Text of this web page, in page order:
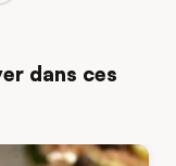
dans ces